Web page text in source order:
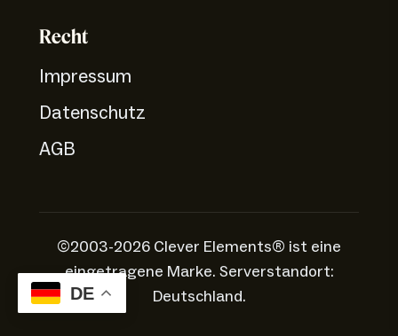
Recht
Impressum
Datenschutz
AGB
©2003-2026 Clever Elements® ist eine
eingetragene Marke. Serverstandort:
Deutschland.
DE